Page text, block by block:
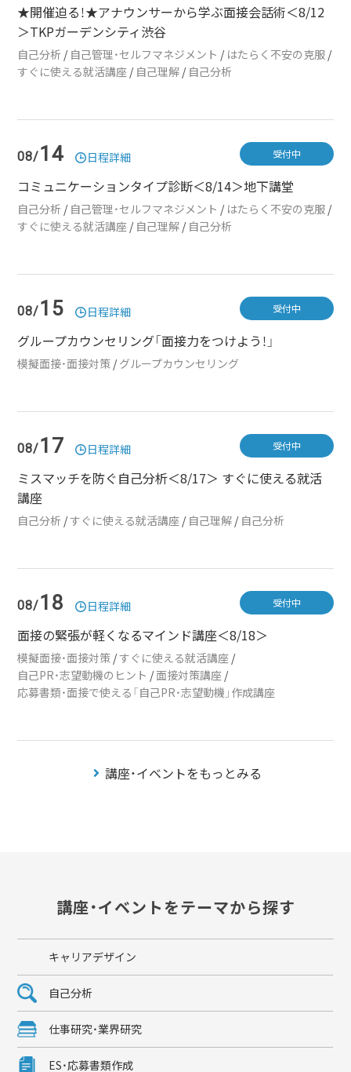
★開催迫る！★アナウンサーから学ぶ面接会話術＜8/12
＞TKPガーデンシティ渋谷
自己分析 / 自己管理・セルフマネジメント / はたらく不安の克服 /
すぐに使える就活講座 / 自己理解 / 自己分析
08/14 日程詳細
コミュニケーションタイプ診断＜8/14＞地下講堂
自己分析 / 自己管理・セルフマネジメント / はたらく不安の克服 /
すぐに使える就活講座 / 自己理解 / 自己分析
受付中
08/15 日程詳細
グループカウンセリング「面接力をつけよう！」
模擬面接・面接対策 /グループカウンセリング
受付中
08/17 日程詳細
ミスマッチを防ぐ自己分析＜8/17＞ すぐに使える就活
講座
自己分析 /すぐに使える就活講座 / 自己理解 / 自己分析
受付中
08/18 日程詳細
面接の緊張が軽くなるマインド講座＜8/18＞
模擬面接・面接対策 /すぐに使える就活講座 /
自己PR・志望動機のヒント /面接対策講座 /
応募書類・面接で使える「自己PR・志望動機」作成講座
受付中
講座・イベントをもっとみる
講座・イベントをテーマから探す
キャリアデザイン
自己分析
仕事研究・業界研究
ES・応募書類作成